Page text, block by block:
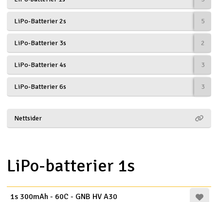
Båtar
Drönare
Drönare för FPV
Flygplan
Helikopter
Modellbygg- och byggsatser
Modelljärnväg
LiPo-Batterier 2s 5
LiPo-Batterier 3s 2
LiPo-Batterier 4s 3
LiPo-Batterier 6s 3
Nettsider
LiPo-batterier 1s
1s 300mAh - 60C - GNB HV A30